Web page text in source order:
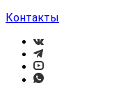
Контакты